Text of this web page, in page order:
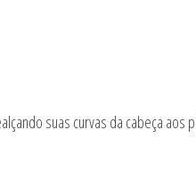
suas curvas da cabeça